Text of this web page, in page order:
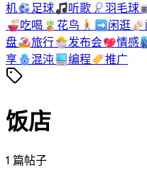
机⚽足球🎵听歌 🏸羽毛球
🍜吃喝 🪴 花鸟 🚶‍➡️闲逛🍻
盘🏖️旅行🐣发布会💖情感
享🪬混沌💻编程🏷️推广
饭店
1 篇帖子